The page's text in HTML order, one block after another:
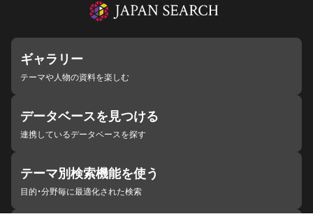
ギャラリー
テーマや人物の資料を楽しむ
データベースを見つける
連携しているデータベースを探す
テーマ別検索機能を使う
目的・分野毎に最適化された検索